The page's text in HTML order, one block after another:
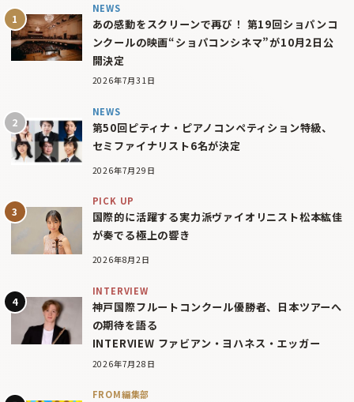
NEWS
あの感動をスクリーンで再び！ 第19回ショパンコ
ンクールの映画“ショパコンシネマ”が10月2日公
開決定
2026年7月31日
NEWS
第50回ピティナ・ピアノコンペティション特級、
セミファイナリスト6名が決定
2026年7月29日
PICK UP
国際的に活躍する実力派ヴァイオリニスト松本紘佳
が奏でる極上の響き
2026年8月2日
INTERVIEW
神戸国際フルートコンクール優勝者、日本ツアーへ
の期待を語る
INTERVIEW ファビアン・ヨハネス・エッガー
2026年7月28日
FROM編集部